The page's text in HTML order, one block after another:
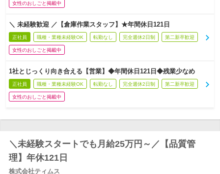
女性のおしごと掲載中
＼ 未経験歓迎 ／【倉庫作業スタッフ】★年間休日121日
正社員 職種・業種未経験OK 転勤なし 完全週休2日制 第二新卒歓迎
女性のおしごと掲載中
1社とじっくり向き合える【営業】◆年間休日121日◆残業少なめ
正社員 職種・業種未経験OK 転勤なし 完全週休2日制 第二新卒歓迎
女性のおしごと掲載中
＼未経験スタートでも月給25万円～／【品質管
理】年休121日
株式会社ティムス